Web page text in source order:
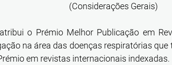
(Considerações Gerais)
o Prémio Melhor Publicação em
na área das doenças respiratórias
em revistas internacionais indexadas.